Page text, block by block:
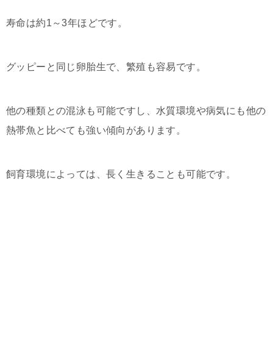
寿命は約1～3年ほどです。
グッピーと同じ卵胎生で、繁殖も容易です。
他の種類との混泳も可能ですし、水質環境や病気にも他の
熱帯魚と比べても強い傾向があります。
飼育環境によっては、長く生きることも可能です。